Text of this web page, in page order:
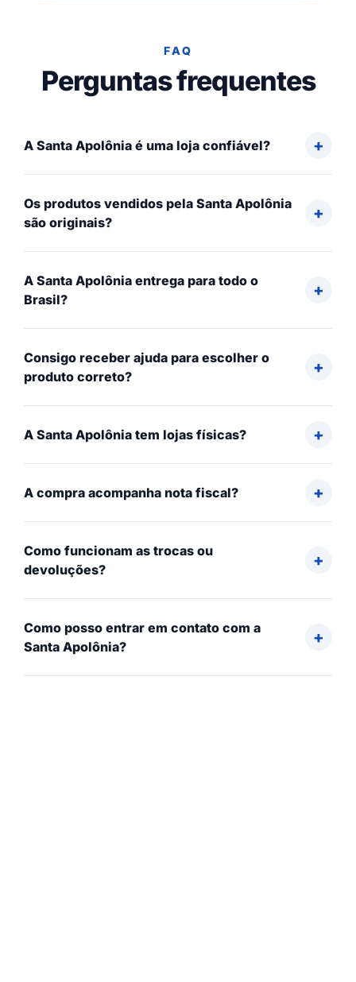
FAQ
Perguntas frequentes
A Santa Apolônia é uma loja confiável?
Os produtos vendidos pela Santa Apolônia
são originais?
A Santa Apolônia entrega para todo o
Brasil?
Consigo receber ajuda para escolher o
produto correto?
A Santa Apolônia tem lojas físicas?
A compra acompanha nota fiscal?
Como funcionam as trocas ou
devoluções?
Como posso entrar em contato com a
Santa Apolônia?